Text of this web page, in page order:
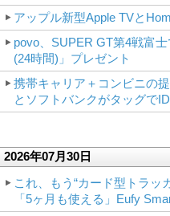
アップル新型Apple TVと
povo、SUPER GT第4戦富
(24時間)」プレゼント
携帯キャリア＋コンビニの
とソフトバンクがタッグで
2026年07月30日
これ、もう“カード型トラッ
「5ヶ月も使える」Eufy